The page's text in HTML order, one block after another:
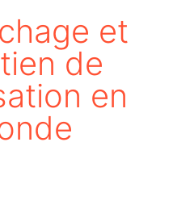
et
de
en